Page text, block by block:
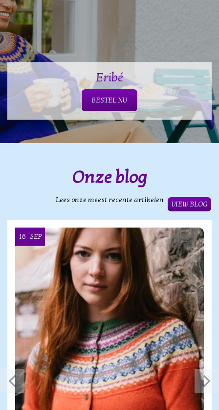
Eribé
BESTEL NU
Onze blog
Lees onze meest recente artikelen
VIEW BLOG
16 SEP